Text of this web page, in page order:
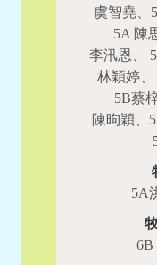
虞智堯、
5A 陳
李汛恩、
林穎婷、
5B蔡
陳昫穎、
5A
6B